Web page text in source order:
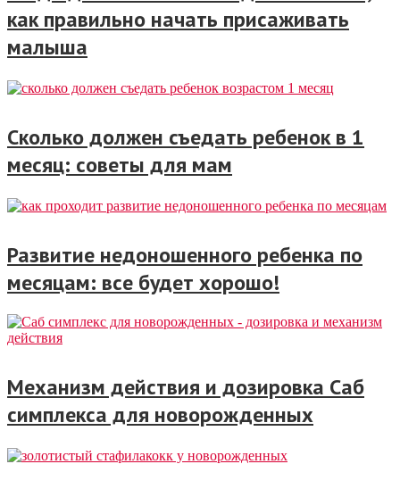
как правильно начать присаживать
малыша
Сколько должен съедать ребенок в 1
месяц: советы для мам
Развитие недоношенного ребенка по
месяцам: все будет хорошо!
Механизм действия и дозировка Саб
симплекса для новорожденных